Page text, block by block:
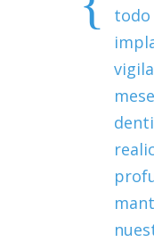
todo